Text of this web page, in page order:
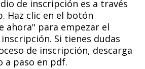
de inscripción es a través
Haz clic en el botón
ahora" para empezar el
Si tienes dudas
de inscripción, descarga
a paso en pdf.